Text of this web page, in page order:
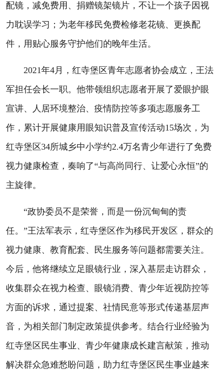
配镜，减免费用、捐赠镜架镜片，不让一个孩子因视
力耽误学习；为老年移民免费检修老花镜、更换配
件，用贴心服务守护他们的晚年生活。
2021年4月，红寺堡区青年志愿者协会成立，王法
军担任会长一职。他带领组织志愿者开展了爱眼护眼
宣讲、人居环境整治、疫情防控等多项志愿服务工
作，累计开展健康用眼知识普及宣传活动15场次，为
红寺堡区34所城乡中小学约2.4万名青少年进行了免费
视力健康检查，奏响了“与高尚同行、让爱心永恒”的
主旋律。
“政协委员不是荣誉，而是一份沉甸甸的责
任。”王法军表示，红寺堡区作为移民开发区，群众的
视力健康、教育配套、民生服务等问题都需要关注。
今后，他将继续立足眼镜行业，深入基层走访群众，
收集群众在视力检查、眼镜消费、青少年近视防控等
方面的诉求，通过提案、社情民意等形式传递基层声
音，为相关部门制定政策提供参考。结合行业经验为
红寺堡区民生事业、青少年健康成长建言献策，推动
解决群众急难愁盼问题，助力红寺堡区民生事业越来